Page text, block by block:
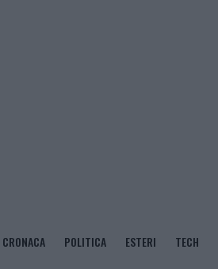
CRONACA POLITICA ESTERI TECH